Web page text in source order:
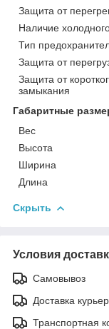
Защита от
Наличие
Тип
Защита от
Защита от
замыкания
Габаритные
Вес
Высота
Ширина
Длина
Скрыть
Условия
Самовывоз
Доставка
Транспортная